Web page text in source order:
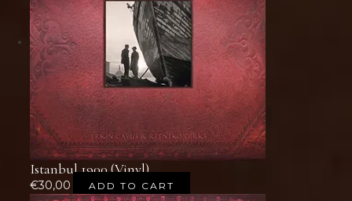
Istanbul 1900 (Vinyl)
€30,00 ADD TO CART